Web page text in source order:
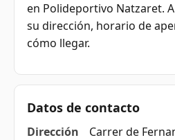
en Polideportivo Natzaret.
su dirección, horario de
cómo llegar.
Datos de contacto
Dirección
Carrer de